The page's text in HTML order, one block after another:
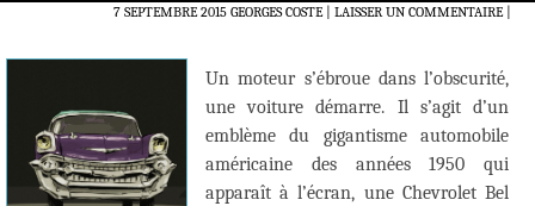
7 SEPTEMBRE 2015 GEORGES COSTE LAISSER UN COMMENTAIRE|
Un moteur s’ébroue dans l’obscurité,
une voiture démarre. Il s’agit d’un
emblème du gigantisme automobile
américaine des années 1950 qui
apparaît à l’écran, une Chevrolet Bel